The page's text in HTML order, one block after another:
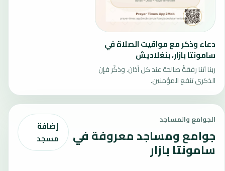
دعاء وذكر مع مواقيت الصلاة في
سامونتا بازار، بنغلاديش
ربنا آتنا رفقةً صالحة عند كل أذان. وذكّر فإن
الذكرى تنفع المؤمنين.
الجوامع والمساجد
جوامع ومساجد معروفة في
سامونتا بازار
إضافة
مسجد